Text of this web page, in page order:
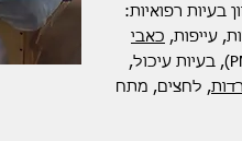
בעיות רפואיות:
עייפות, כאבי
, סוכרת, אי-סדירות מחזור, כאבי מחזור (PMSׂ), בעיות עיכול,
, לחצים, מתח